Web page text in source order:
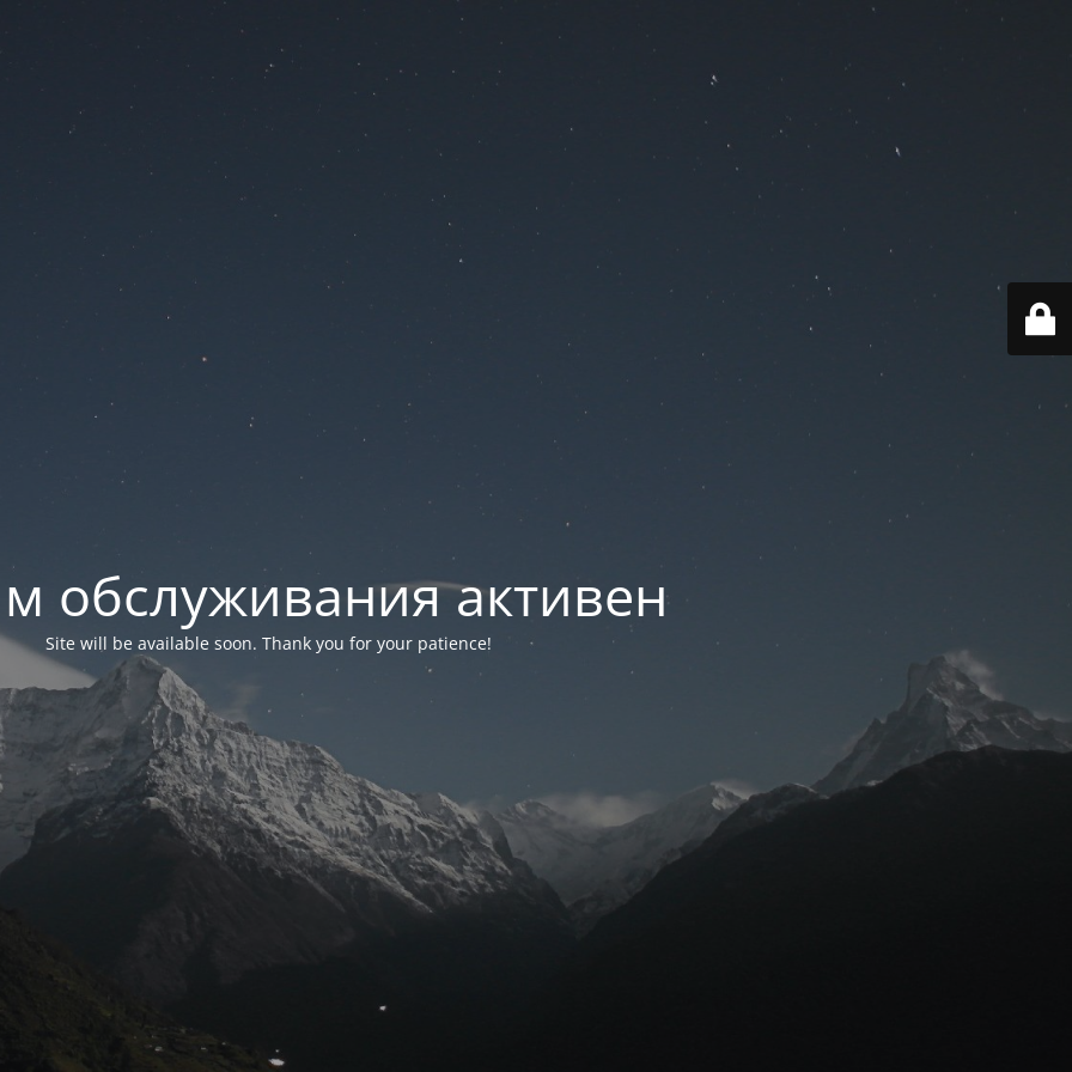
обслуживания активен
Site will be available soon. Thank you for your patience!